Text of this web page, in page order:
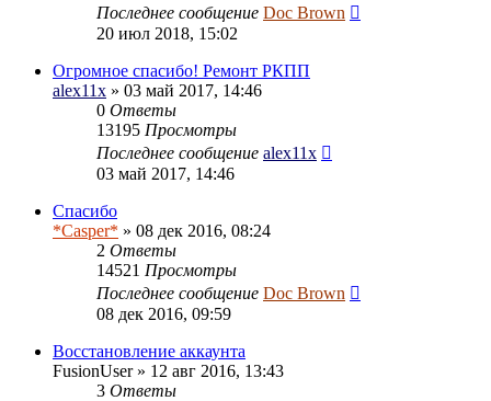
Последнее сообщение Doc Brown
20 июл 2018, 15:02
Огромное спасибо! Ремонт РКПП
alex11x » 03 май 2017, 14:46
0 Ответы
13195 Просмотры
Последнее сообщение alex11x
03 май 2017, 14:46
Спасибо
*Casper* » 08 дек 2016, 08:24
2 Ответы
14521 Просмотры
Последнее сообщение Doc Brown
08 дек 2016, 09:59
Восстановление аккаунта
FusionUser» 12 авг 2016, 13:43
3 Ответы